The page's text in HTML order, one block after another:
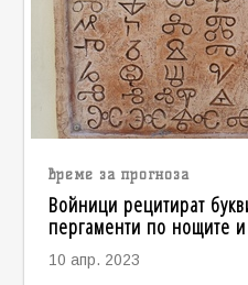
време за прогноза
Войници рецитират
пергаменти по нощите и
10 апр. 2023